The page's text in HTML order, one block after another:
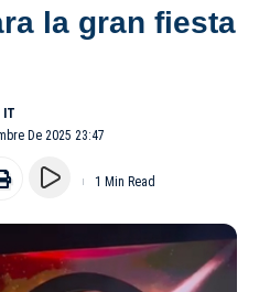
la gran fiesta
De 2025 23:47
1 Min Read